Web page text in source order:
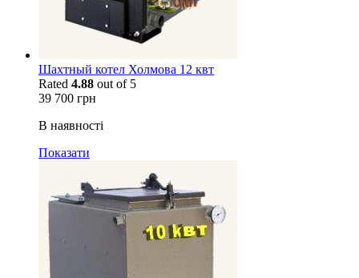
Шахтный котел Холмова 12 квт
Rated 4.88 out of 5
39 700 грн
В наявності
Показати